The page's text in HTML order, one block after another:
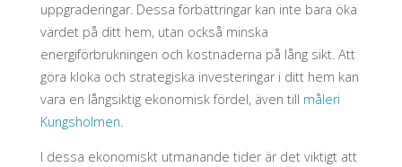
uppgraderingar. Dessa förbättringar kan inte bara öka
värdet på ditt hem, utan också minska
energiförbrukningen och kostnaderna på lång sikt. Att
göra kloka och strategiska investeringar i ditt hem kan
vara en långsiktig ekonomisk fördel, även till måleri
Kungsholmen.
I dessa ekonomiskt utmanande tider är det viktigt att